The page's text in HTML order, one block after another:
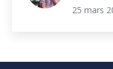
25 mars